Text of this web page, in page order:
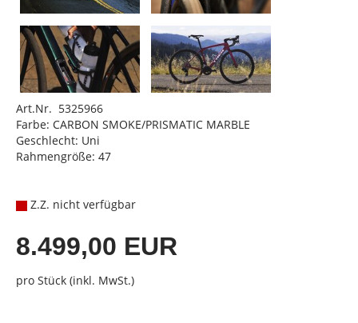
Art.Nr. 5325966
Farbe: CARBON SMOKE/PRISMATIC MARBLE
Geschlecht: Uni
Rahmengröße: 47
Z.Z. nicht verfügbar
8.499,00 EUR
pro Stück (inkl. MwSt.)